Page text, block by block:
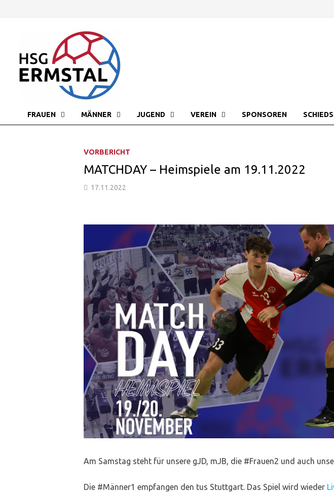
FRAUEN MÄNNER JUGEND VEREIN SPONSOREN
VORBERICHT
MATCHDAY – Heimspiele am 19.11.2022
17.11.2022
Am Samstag steht für unsere gJD, mJB, die #Frauen2 und auch
Die #Männer1 empfangen den tus Stuttgart. Das Spiel wird wieder